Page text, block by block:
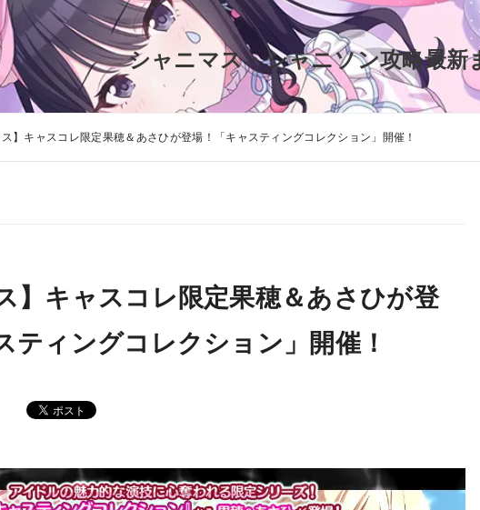
シャニマス・シャニソン攻略最新
ス】キャスコレ限定果穂＆あさひが登場！「キャスティングコレクション」開催！
】キャスコレ限定果穂＆あさひが登
ティングコレクション」開催！